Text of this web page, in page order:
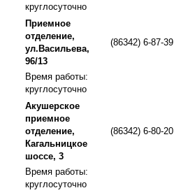
круглосуточно
Приемное
отделение,
ул.Васильева,
96/13
(86342) 6-87-39
Время работы:
круглосуточно
Акушерское
приемное
отделение,
Кагальницкое
шоссе, 3
(86342) 6-80-20
Время работы:
круглосуточно